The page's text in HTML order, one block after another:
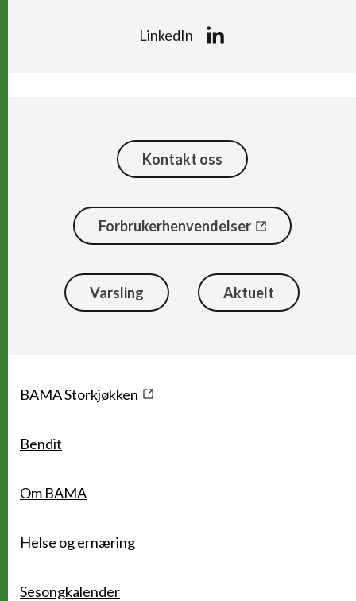
LinkedIn
Kontakt oss
Forbrukerhenvendelser
Varsling Aktuelt
Snarveier
BAMA Storkjøkken
Bendit
Om BAMA
Helse og ernæring
Sesongkalender